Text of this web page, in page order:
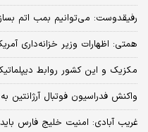
رفیقدوست: می‌توانیم بمب اتم
همتی: اظهارات وزیر خزانه‌داری
مکزیک و این کشور روابط
واکنش فدراسیون فوتبال
غریب آبادی: امنیت خلیج فارس